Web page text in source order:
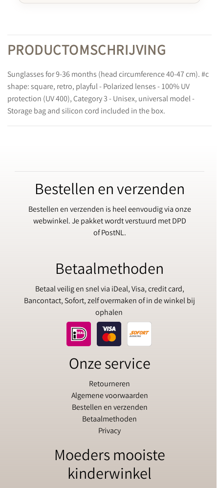
PRODUCTOMSCHRIJVING
Sunglasses for 9-36 months (head circumference 40-47 cm). #c
shape: square, retro, playful - Polarized lenses - 100% UV
protection (UV 400), Category 3 - Unisex, universal model -
Storage bag and silicon cord included in the box.
Bestellen en verzenden
Bestellen en verzenden is heel eenvoudig via onze
webwinkel. Je pakket wordt verstuurd met DPD
of PostNL.
Betaalmethoden
Betaal veilig en snel via iDeal, Visa, credit card,
Bancontact, Sofort, zelf overmaken of in de winkel bij
ophalen
Onze service
Retourneren
Algemene voorwaarden
Bestellen en verzenden
Betaalmethoden
Privacy
Moeders mooiste
kinderwinkel